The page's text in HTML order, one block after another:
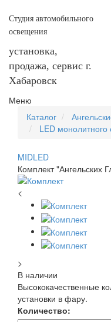
Студия автомобильного
освещения
установка,
продажа, сервис г.
Хабаровск
Меню
Каталог
LED монолитного
MIDLED
Комплект "Ангельских
<
>
В наличии
Высококачественные
установки в фару.
Количество: